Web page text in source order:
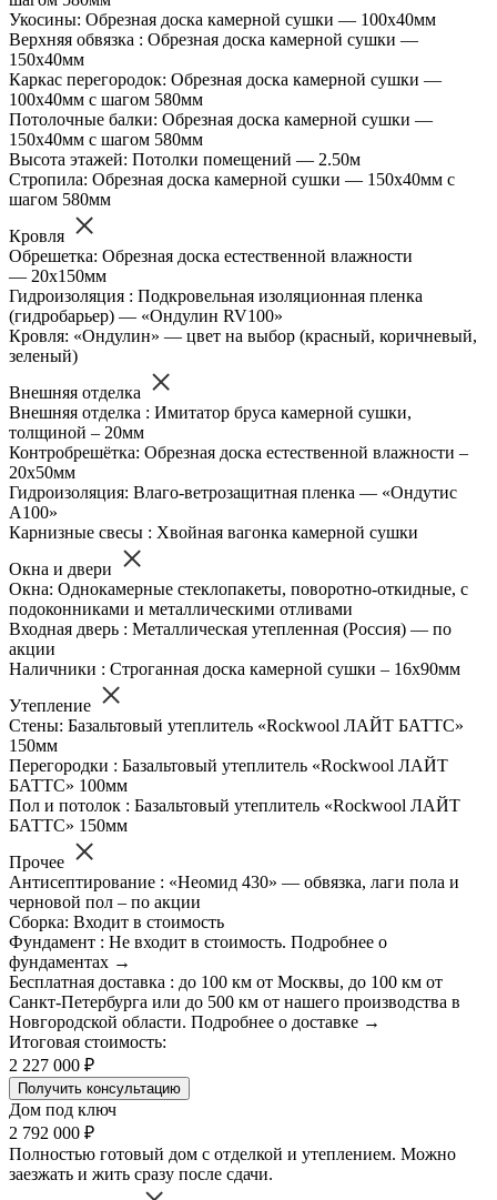
Укосины: Обрезная доска камерной сушки — 100х40мм
Верхняя обвязка : Обрезная доска камерной сушки —
150х40мм
Каркас перегородок: Обрезная доска камерной сушки —
100х40мм с шагом 580мм
Потолочные балки: Обрезная доска камерной сушки —
150х40мм с шагом 580мм
Высота этажей: Потолки помещений — 2.50м
Стропила: Обрезная доска камерной сушки — 150х40мм с
шагом 580мм
Кровля
Обрешетка: Обрезная доска естественной влажности
— 20х150мм
Гидроизоляция : Подкровельная изоляционная пленка
(гидробарьер) — «Ондулин RV100»
Кровля: «Ондулин» — цвет на выбор (красный, коричневый,
зеленый)
Внешняя отделка
Внешняя отделка : Имитатор бруса камерной сушки,
толщиной – 20мм
Контробрешётка: Обрезная доска естественной влажности –
20х50мм
Гидроизоляция: Влаго-ветрозащитная пленка — «Ондутис
А100»
Карнизные свесы : Хвойная вагонка камерной сушки
Окна и двери
Окна: Однокамерные стеклопакеты, поворотно-откидные, с
подоконниками и металлическими отливами
Входная дверь : Металлическая утепленная (Россия) — по
акции
Наличники : Строганная доска камерной сушки – 16х90мм
Утепление
Стены: Базальтовый утеплитель «Rockwool ЛАЙТ БАТТС»
150мм
Перегородки : Базальтовый утеплитель «Rockwool ЛАЙТ
БАТТС» 100мм
Пол и потолок : Базальтовый утеплитель «Rockwool ЛАЙТ
БАТТС» 150мм
Прочее
Антисептирование : «Неомид 430» — обвязка, лаги пола и
черновой пол – по акции
Сборка: Входит в стоимость
Фундамент : Не входит в стоимость. Подробнее о
фундаментах →
Бесплатная доставка : до 100 км от Москвы, до 100 км от
Санкт-Петербурга или до 500 км от нашего производства в
Новгородской области. Подробнее о доставке →
Итоговая стоимость:
2 227 000 ₽
Получить консультацию
Дом под ключ
2 792 000 ₽
Полностью готовый дом с отделкой и утеплением. Можно
заезжать и жить сразу после сдачи.